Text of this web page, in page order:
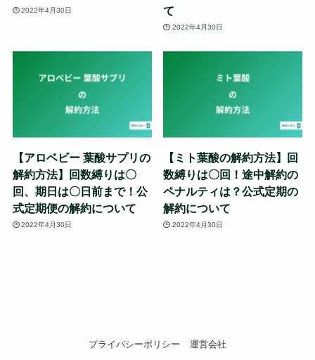
2022年4月30日
て
2022年4月30日
【アロベビー 葉酸サプリの
解約方法】回数縛りは〇
回、期日は〇日前まで！公
式定期便の解約について
2022年4月30日
【ミト葉酸の解約方法】回
数縛りは〇回！途中解約の
ペナルティは？公式定期の
解約について
2022年4月30日
プライバシーポリシー 運営会社